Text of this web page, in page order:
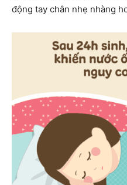
động tay chân nhẹ nhàng